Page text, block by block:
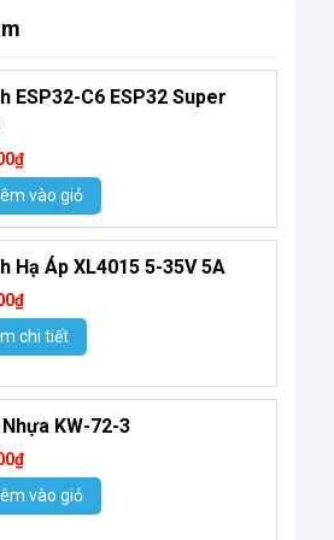
ESP32-C6 ESP32 Super
vào giỏ
Hạ Áp XL4015 5-35V 5A
chi tiết
KW-72-3
vào giỏ